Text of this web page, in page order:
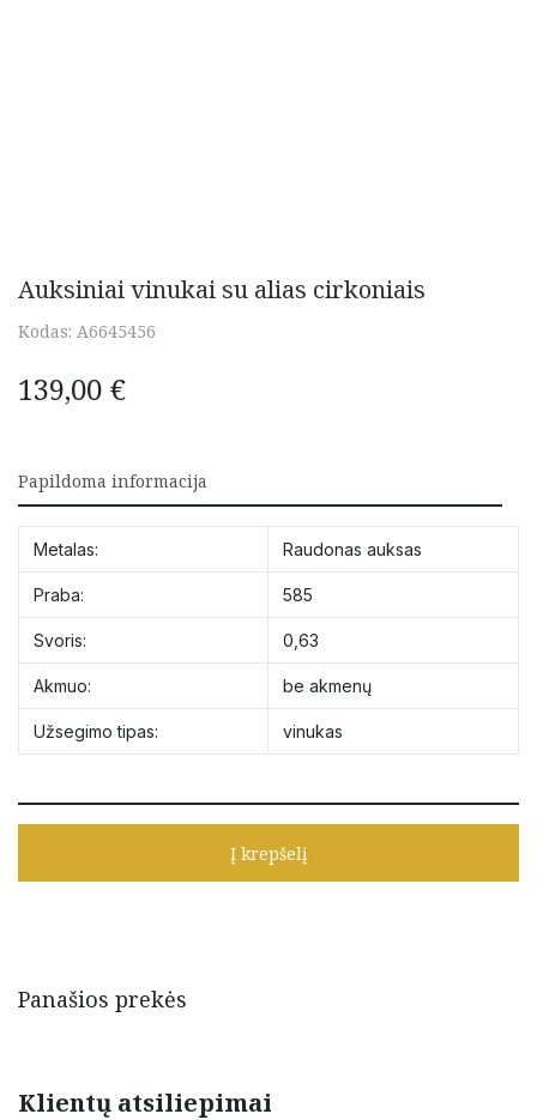
Auksiniai vinukai su alias cirkoniais
Kodas: A6645456
139,00 €
Papildoma informacija
Metalas: Raudonas auksas
Praba: 585
Svoris: 0,63
Akmuo: be akmenų
Užsegimo tipas: vinukas
Į krepšelį
Panašios prekės
Klientų atsiliepimai